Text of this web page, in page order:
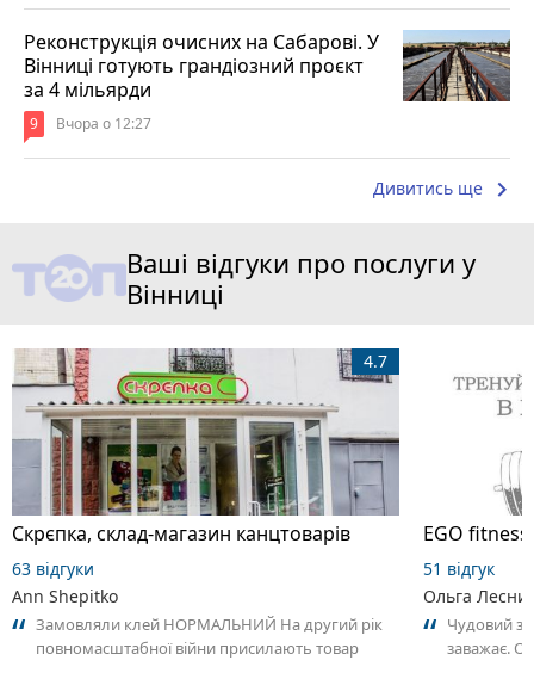
Реконструкція очисних на Сабарові. У
Вінниці готують грандіозний проєкт
за 4 мільярди
9 Вчора о 12:27
Дивитись ще keyboard_arrow_right
Ваші відгуки про послуги у
Вінниці
Скрєпка, склад-магазин канцтоварів
4.7
63 відгуки
Ann Shepitko
Замовляли клей НОРМАЛЬНИЙ На другий рік
повномасштабної війни присилають товар
EGO
51 відгук
Ольга
Чудовий
заважає.